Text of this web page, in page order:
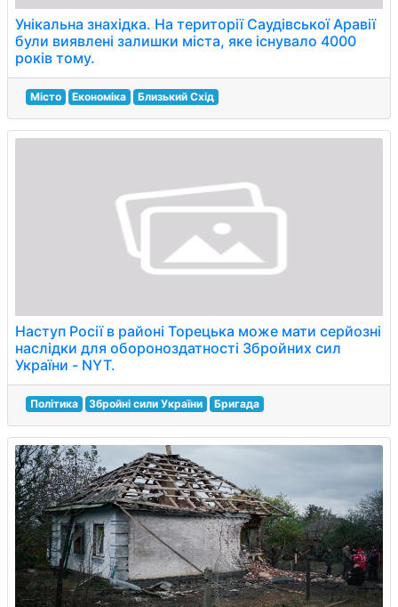
Унікальна знахідка. На території Саудівської Аравії
були виявлені залишки міста, яке існувало 4000
років тому.
Місто Економіка Близький Схід
Наступ Росії в районі Торецька може мати серйозні
наслідки для обороноздатності Збройних сил
України - NYT.
Політика Збройні сили України Бригада